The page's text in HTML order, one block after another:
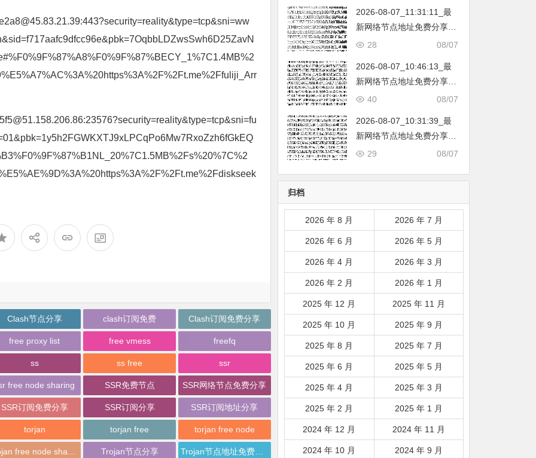
Clash节点分享 clash订阅免费 Clash订阅免费分享
free proxy list free vmess freefq
ss ss free ssr
free node sharing SSR免费节点 SSR网络节点免费分享
SSR订阅免费分享 SSR订阅分享 SSR订阅地址分享
torjan torjan free torjan free node
Trojan节点分享
韩国|新加坡|台湾|马来西亚|
…
2026-08-07_11:31:11_最
新网络节点地址免费分享…
不定期更新…开放免费分享
韩国|新加坡|台湾|马来西亚|
…
08/07
28
2026-08-07_10:46:13_最
新网络节点地址免费分享…
不定期更新…开放免费分享
韩国|新加坡|台湾|马来西亚|
…
08/07
40
2026-08-07_10:31:39_最
新网络节点地址免费分享…
不定期更新…开放免费分享
韩国|新加坡|台湾|马来西亚|
08/07
29
归档
2026 年 8 月 2026 年 7 月
2026 年 6 月 2026 年 5 月
2026 年 4 月 2026 年 3 月
2026 年 2 月 2026 年 1 月
2025 年 12 月 2025 年 11 月
2025 年 10 月 2025 年 9 月
2025 年 8 月 2025 年 7 月
2025 年 6 月 2025 年 5 月
2025 年 4 月 2025 年 3 月
2025 年 2 月 2025 年 1 月
2024 年 12 月 2024 年 11 月
2024 年 10 月 2024 年 9 月